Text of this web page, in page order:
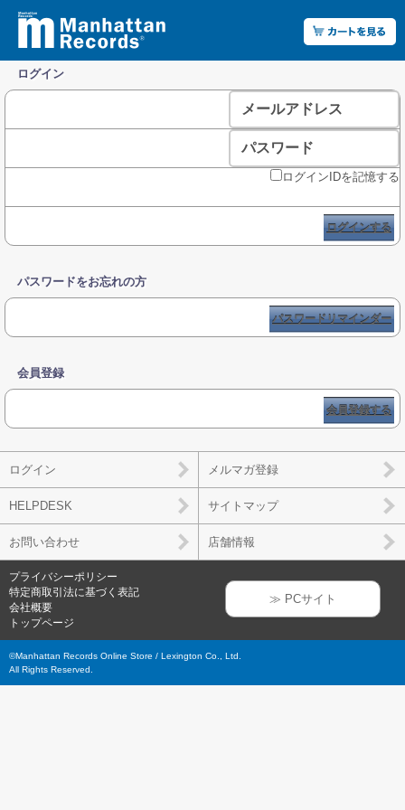
ログイン
メールアドレス
パスワード
ログインIDを記憶する
ログインする
パスワードをお忘れの方
パスワードリマインダー
会員登録
会員登録する
ログイン メルマガ登録
HELPDESK サイトマップ
お問い合わせ 店舗情報
プライバシーポリシー
特定商取引法に基づく表記
会社概要
トップページ
≫ PCサイト
©Manhattan Records Online Store / Lexington Co., Ltd.
All Rights Reserved.